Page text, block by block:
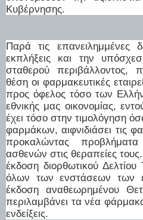
Κυβέρνησης.
Παρά τις επανειλημμένες
εκπλήξεις και την
σταθερού περιβάλλοντος,
θέση οι φαρμακευτικές
προς όφελος τόσο των
εθνικής μας οικονομίας,
έχει τόσο στην τιμολόγηση
φαρμάκων, αιφνιδιάσει τις
προκαλώντας
ασθενών στις θεραπείες
έκδοση διορθωτικού
όλων των ενστάσεων των
έκδοση αναθεωρημένου
περιλαμβάνει τα νέα
ενδείξεις.